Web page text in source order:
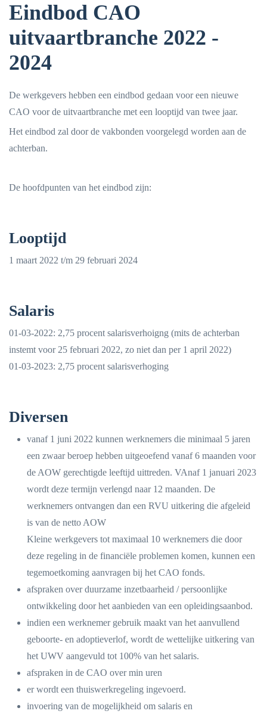
Eindbod CAO
uitvaartbranche 2022 -
2024
De werkgevers hebben een eindbod gedaan voor een nieuwe
CAO voor de uitvaartbranche met een looptijd van twee jaar.
Het eindbod zal door de vakbonden voorgelegd worden aan de
achterban.
De hoofdpunten van het eindbod zijn:
Looptijd
1 maart 2022 t/m 29 februari 2024
Salaris
01-03-2022: 2,75 procent salarisverhoigng (mits de achterban
instemt voor 25 februari 2022, zo niet dan per 1 april 2022)
01-03-2023: 2,75 procent salarisverhoging
Diversen
vanaf 1 juni 2022 kunnen werknemers die minimaal 5 jaren
een zwaar beroep hebben uitgeoefend vanaf 6 maanden voor
de AOW gerechtigde leeftijd uittreden. VAnaf 1 januari 2023
wordt deze termijn verlengd naar 12 maanden. De
werknemers ontvangen dan een RVU uitkering die afgeleid
is van de netto AOW
Kleine werkgevers tot maximaal 10 werknemers die door
deze regeling in de financiële problemen komen, kunnen een
tegemoetkoming aanvragen bij het CAO fonds.
afspraken over duurzame inzetbaarheid / persoonlijke
ontwikkeling door het aanbieden van een opleidingsaanbod.
indien een werknemer gebruik maakt van het aanvullend
geboorte- en adoptieverlof, wordt de wettelijke uitkering van
het UWV aangevuld tot 100% van het salaris.
afspraken in de CAO over min uren
er wordt een thuiswerkregeling ingevoerd.
invoering van de mogelijkheid om salaris en